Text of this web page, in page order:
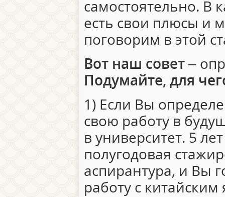
самостоятельно. В
есть свои плюсы и
поговорим в этой
Вот наш совет–
Подумайте, для
1) Если Вы
свою работу в
в университет. 5
полугодовая
аспирантура, и Вы
работу с